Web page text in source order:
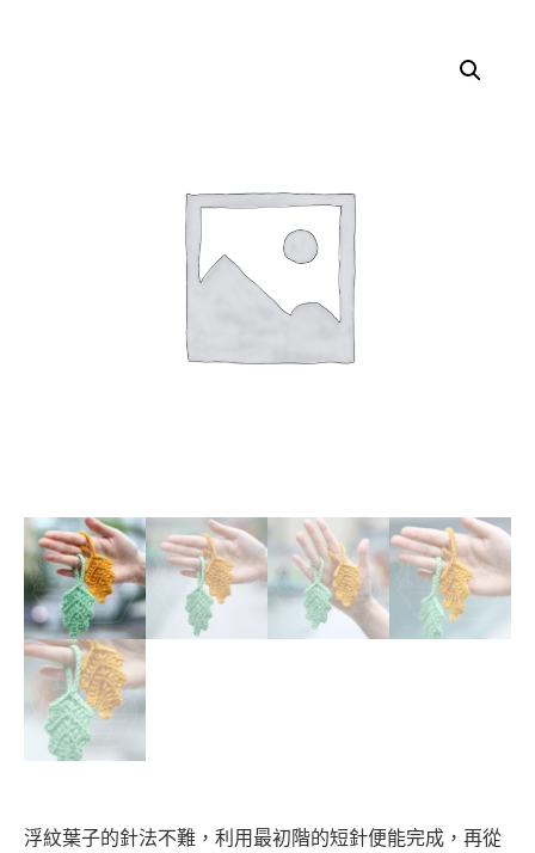
浮紋葉子的針法不難，利用最初階的短針便能完成，再從